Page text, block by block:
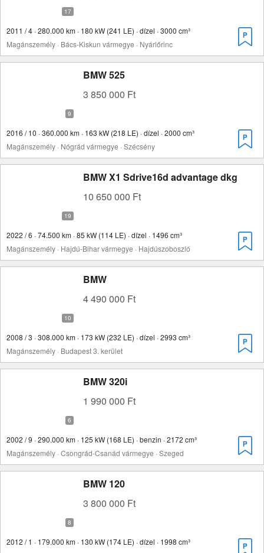
2011 / 4 · 280.000 km · 180 kW (241 LE) · dízel · 3000 cm³
Magánszemély · Bács-Kiskun vármegye · Nyárlőrinc
BMW 525
3 850 000 Ft
2016 / 10 · 360.000 km · 163 kW (218 LE) · dízel · 2000 cm³
Magánszemély · Nógrád vármegye · Szécsény
BMW X1 Sdrive16d advantage dkg
10 650 000 Ft
2022 / 6 · 74.500 km · 85 kW (114 LE) · dízel · 1496 cm³
Magánszemély · Hajdú-Bihar vármegye · Hajdúszoboszló
BMW
4 490 000 Ft
2008 / 3 · 308.000 km · 173 kW (232 LE) · dízel · 2993 cm³
Magánszemély · Budapest 3. kerület
BMW 320i
1 990 000 Ft
2002 / 9 · 290.000 km · 125 kW (168 LE) · benzin · 2172 cm³
Magánszemély · Csongrád-Csanád vármegye · Szeged
BMW 120
3 800 000 Ft
2012 / 1 · 179.000 km · 130 kW (174 LE) · dízel · 1998 cm³